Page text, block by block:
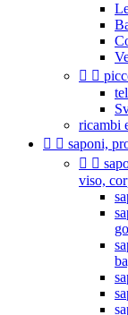
 
ricambi
  saponi,
 
viso,